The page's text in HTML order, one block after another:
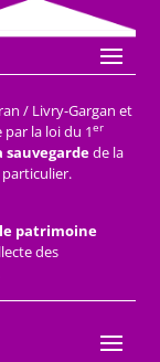
/ Livry-Gargan et
par la loi du 1er
sauvegardede la
le patrimoine
des